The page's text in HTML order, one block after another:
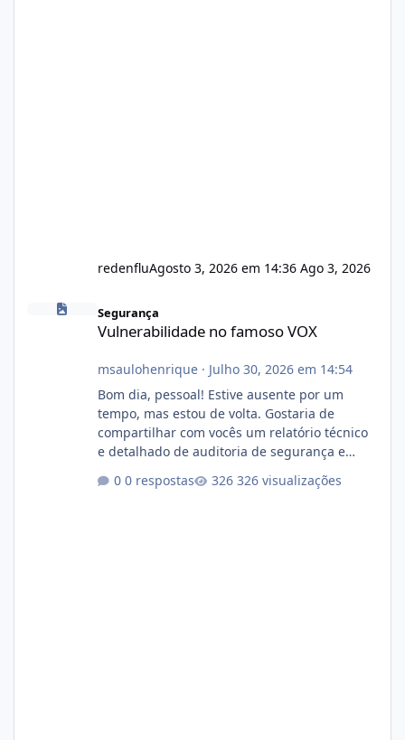
redenfluAgosto 3, 2026 em 14:36 Ago 3, 2026
Vulnerabilidade no famoso VOX
Segurança
Vulnerabilidade no famoso VOX
msaulohenrique· Julho 30, 2026 em 14:54
Bom dia, pessoal! Estive ausente por um
tempo, mas estou de volta. Gostaria de
compartilhar com vocês um relatório técnico
e detalhado de auditoria de segurança e
atualmente em circulação e comercialização
0 respostas 326 visualizações